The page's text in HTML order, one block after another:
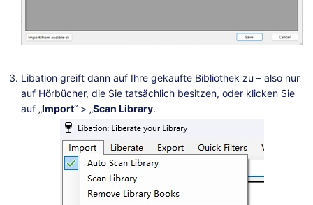
Libation greift dann auf Ihre gekaufte Bibliothek zu – also nur
auf Hörbücher, die Sie tatsächlich besitzen, oder klicken Sie
auf „Import“ > „Scan Library.